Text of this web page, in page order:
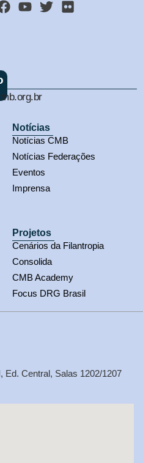
Notícias
Notícias CMB
Notícias Federações
Eventos
Imprensa
Projetos
Cenários da Filantropia
Consolida
CMB Academy
Focus DRG Brasil
Ed. Central, Salas 1202/1207